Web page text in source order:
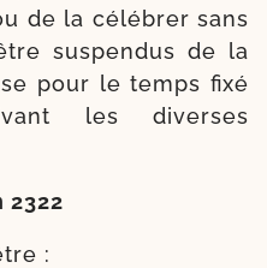
de la célé­brer sans
sus­pen­dus de la
pour le temps fixé
les diverses
2322
: